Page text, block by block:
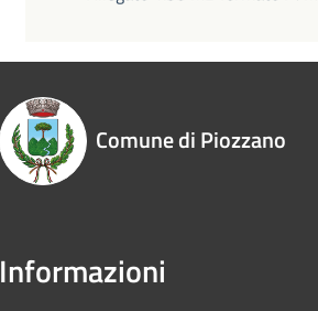
Comune di Piozzano
Informazioni